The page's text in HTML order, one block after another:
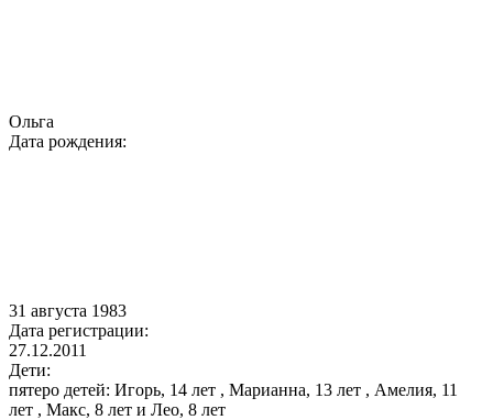
Ольга
Дата рождения:
31 августа 1983
Дата регистрации:
27.12.2011
Дети:
пятеро детей: Игорь, 14 лет , Марианна, 13 лет , Амелия, 11
лет , Макс, 8 лет и Лео, 8 лет